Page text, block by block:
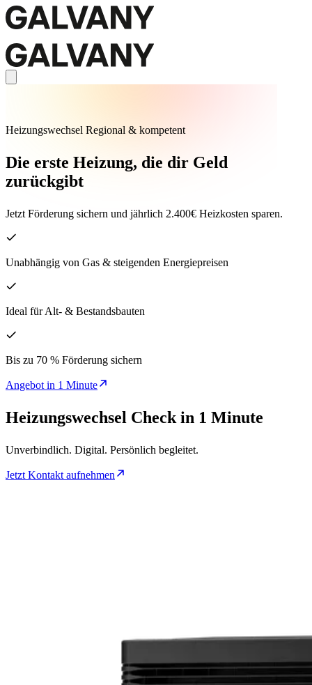
Heizungswechsel Regional & kompetent
Die erste Heizung, die dir Geld
zurückgibt
Jetzt Förderung sichern und jährlich 2.400€ Heizkosten sparen.
Unabhängig von Gas & steigenden Energiepreisen
Ideal für Alt- & Bestandsbauten
Bis zu 70 % Förderung sichern
Angebot in 1 Minute
Heizungswechsel Check in 1 Minute
Unverbindlich. Digital. Persönlich begleitet.
Jetzt Kontakt aufnehmen